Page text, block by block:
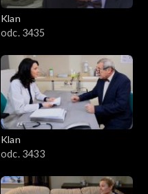
Klan
odc. 3435
Klan
odc. 3433